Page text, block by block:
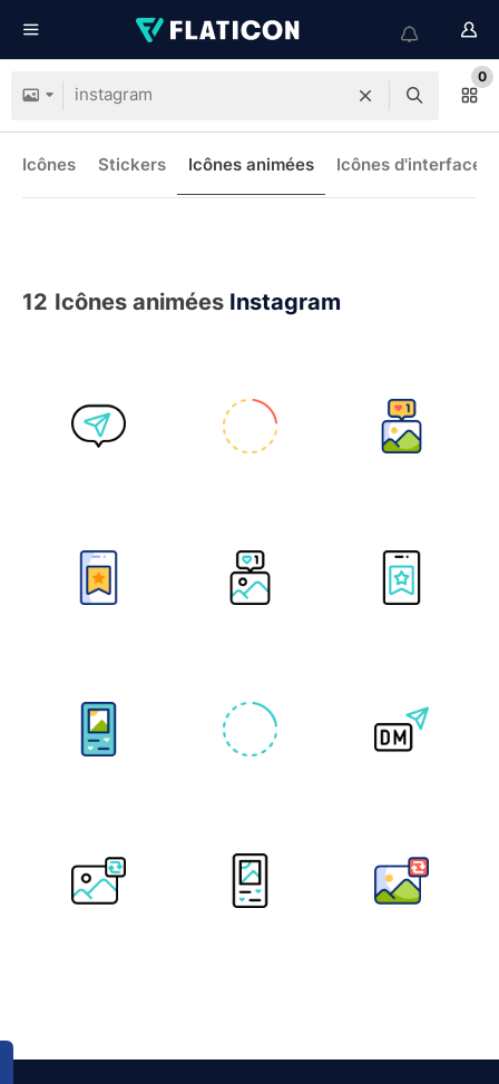
0
Icônes Stickers Icônes animées Icônes d'interface
12 Icônes animées Instagram